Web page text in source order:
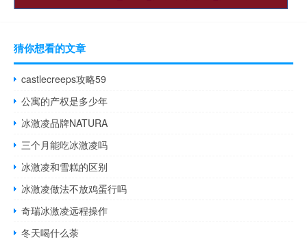
猜你想看的文章
castlecreeps攻略59
公寓的产权是多少年
冰激凌品牌NATURA
三个月能吃冰激凌吗
冰激凌和雪糕的区别
冰激凌做法不放鸡蛋行吗
奇瑞冰激凌远程操作
冬天喝什么荼